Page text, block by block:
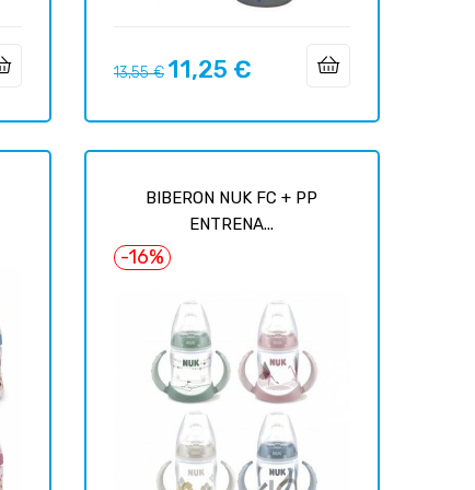
Базовая
13,55 € Цена
11,25 €
BIBERON NUK FC + PP
ENTRENA...
-16%